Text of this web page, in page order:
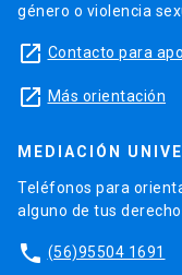
género o violencia
launch Contacto para
launch Más orientación
MEDIACIÓN
Teléfonos para
alguno de tus
phone (56)95504 1691